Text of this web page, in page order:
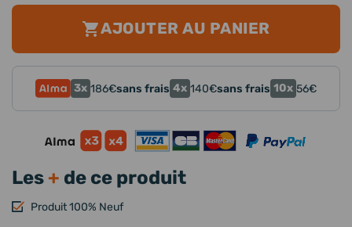
Les+ de ce produit
Produit 100% Neuf
AJOUTER AU PANIER
3x 186€sans frais 4x 140€sans frais 10x 56€